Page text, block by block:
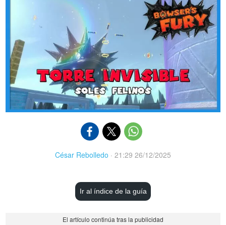
César Rebolledo · 21:29 26/12/2025
Ir al índice de la guía